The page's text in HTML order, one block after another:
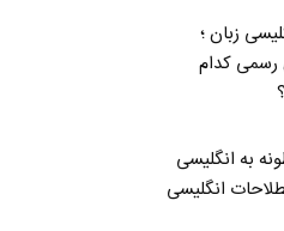
زبان ؛
رسمی کدام
به انگلیسی
انگلیسی